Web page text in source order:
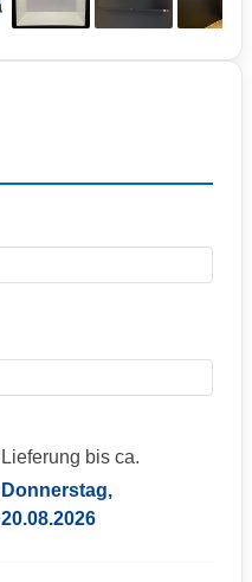
Lieferung bis ca.
Donnerstag,
20.08.2026